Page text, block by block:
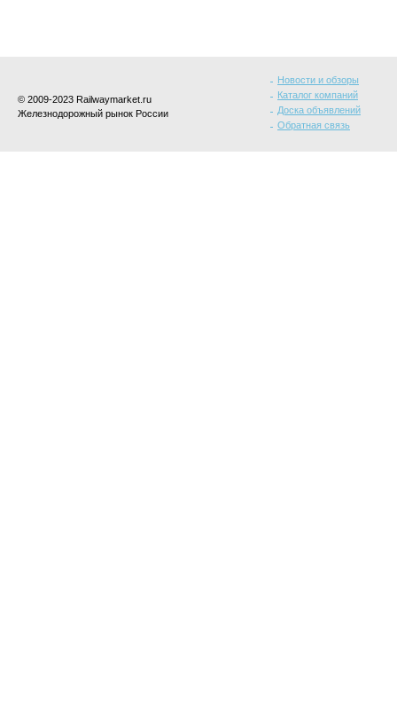
© 2009-2023 Railwaymarket.ru
Железнодорожный рынок России
Новости и обзоры
Каталог компаний
Доска объявлений
Обратная связь